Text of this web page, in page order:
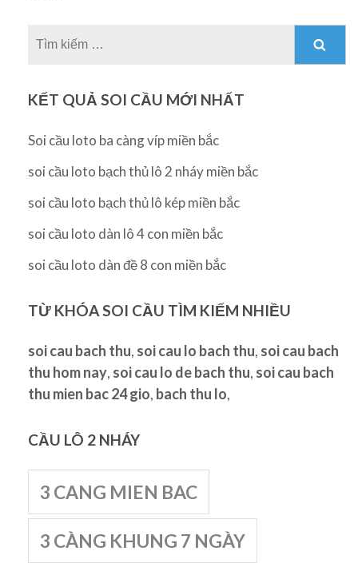
KẾT QUẢ SOI CẦU MỚI NHẤT
Soi cầu loto ba càng víp miền bắc
soi cầu loto bạch thủ lô 2 nháy miền bắc
soi cầu loto bạch thủ lô kép miền bắc
soi cầu loto dàn lô 4 con miền bắc
soi cầu loto dàn đề 8 con miền bắc
TỪ KHÓA SOI CẦU TÌM KIẾM NHIỀU
soi cau bach thu, soi cau lo bach thu, soi cau bach
thu hom nay, soi cau lo de bach thu, soi cau bach
thu mien bac 24 gio, bach thu lo,
CẦU LÔ 2 NHÁY
3 CANG MIEN BAC
3 CÀNG KHUNG 7 NGÀY